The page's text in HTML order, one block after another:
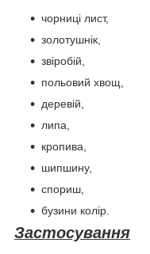
чорниці лист,
золотушнік,
звіробій,
польовий хвощ,
деревій,
липа,
кропива,
шипшину,
спориш,
бузини колір.
Застосування